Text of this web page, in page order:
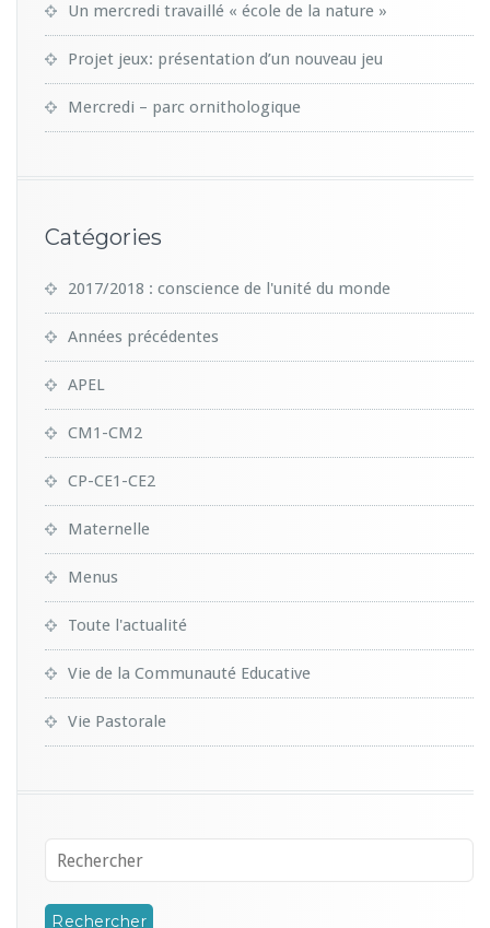
Un mercredi travaillé « école de la nature »
Projet jeux: présentation d’un nouveau jeu
Mercredi – parc ornithologique
Catégories
2017/2018 : conscience de l'unité du monde
Années précédentes
APEL
CM1-CM2
CP-CE1-CE2
Maternelle
Menus
Toute l'actualité
Vie de la Communauté Educative
Vie Pastorale